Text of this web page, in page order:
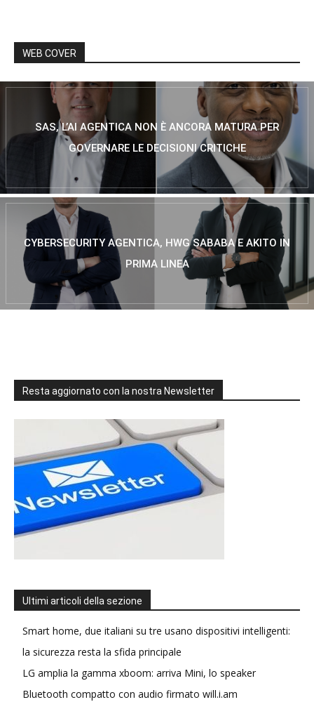
WEB COVER
SAS, L’AI AGENTICA NON È ANCORA MATURA PER
GOVERNARE LE DECISIONI CRITICHE
CYBERSECURITY AGENTICA, HWG SABABA E AKITO IN
PRIMA LINEA
Resta aggiornato con la nostra Newsletter
Ultimi articoli della sezione
Smart home, due italiani su tre usano dispositivi intelligenti:
la sicurezza resta la sfida principale
LG amplia la gamma xboom: arriva Mini, lo speaker
Bluetooth compatto con audio firmato will.i.am